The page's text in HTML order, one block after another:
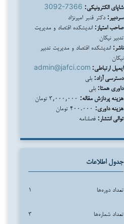
شاپای الکترونیکی: 3092-7366
سردبیر: دکتر قنبر امیرنژاد
صاحب امتیاز: اندیشکده اقتصاد و مدیریت
تدبیر نیکان
ناشر: اندیشکده اقتصاد و مدیریت تدبیر
نیکان
ایمیل ارتباطی: admin@jafci.com
دسترسی آزاد: بلی
داوری همتا: بلی
هزینه پردازش مقاله:
هزینه داوری:
توالی انتشار: فصلنامه
جدول اطلاعات
تعداد دوره‌ها ۱
تعداد شماره‌ها ۳